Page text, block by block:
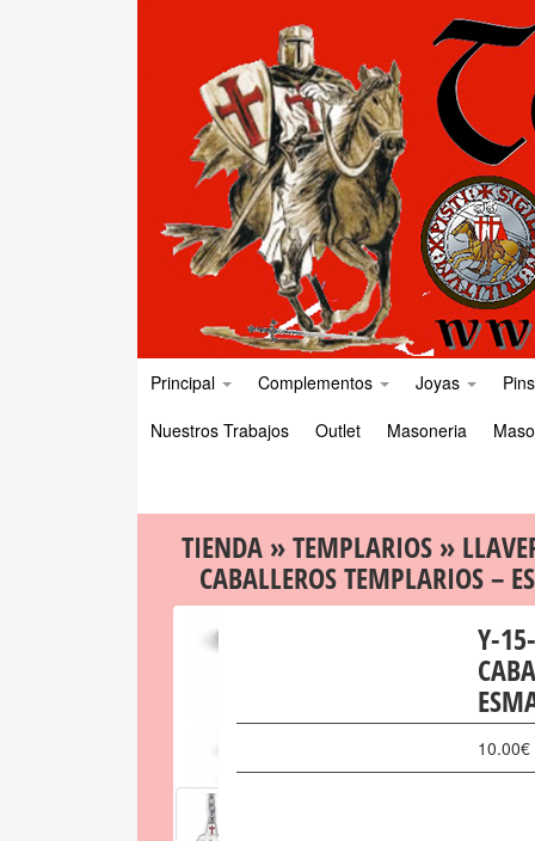
Principal Complementos Joyas
Pins
Nuestros Trabajos
Outlet Masoneria
TIENDA »TEMPLARIOS »
CABALLEROS TEMPLARIOS –
Y-
10.00€